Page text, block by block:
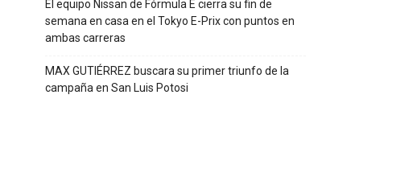
El equipo Nissan de Fórmula E cierra su fin de
semana en casa en el Tokyo E-Prix con puntos en
ambas carreras
MAX GUTIÉRREZ buscara su primer triunfo de la
campaña en San Luis Potosi